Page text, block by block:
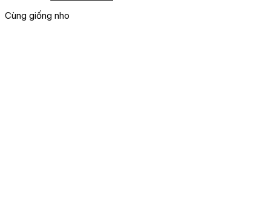
Cùng giống nho